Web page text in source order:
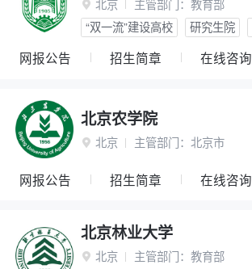
 北京 主管部门： 教育部
“双一流”建设高校
研究生院
网报公告 招生简章 在线咨询
北京农学院
 北京 主管部门： 北京市
网报公告 招生简章 在线咨询
北京林业大学
 北京 主管部门： 教育部